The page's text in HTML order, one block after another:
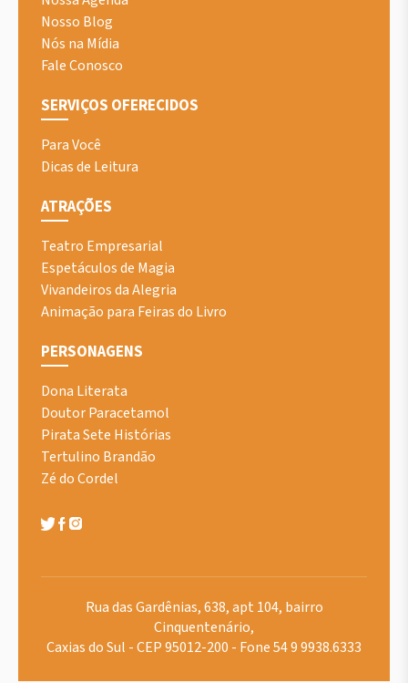
Nosso Blog
Nós na Mídia
Fale Conosco
SERVIÇOS OFERECIDOS
Para Você
Dicas de Leitura
ATRAÇÕES
Teatro Empresarial
Espetáculos de Magia
Vivandeiros da Alegria
Animação para Feiras do Livro
PERSONAGENS
Dona Literata
Doutor Paracetamol
Pirata Sete Histórias
Tertulino Brandão
Zé do Cordel
Rua das Gardênias, 638, apt 104, bairro
Cinquentenário,
Caxias do Sul - CEP 95012-200 - Fone 54 9 9938.6333